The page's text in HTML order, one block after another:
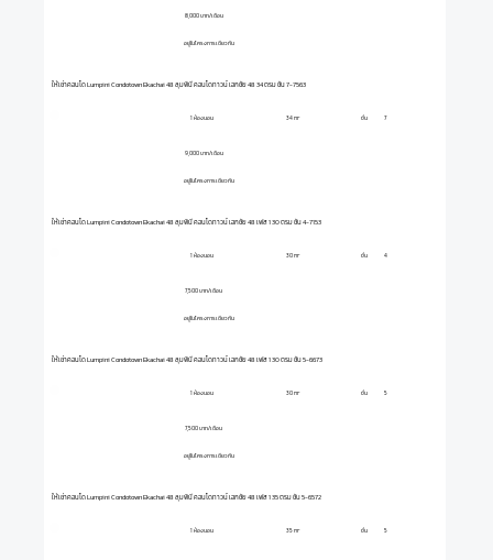
8,000 บาท/เดือน
อยู่ในโครงการเดียวกัน
ให้เช่าคอนโด Lumpini Condotown Ekachai 48 ลุมพินี คอนโดทาวน์ เอกชัย 48 34 ตรม ชั้น 7-7563
1 ห้องนอน
9,000 บาท/เดือน
ชั้น
34 m² 7
อยู่ในโครงการเดียวกัน
ให้เช่าคอนโด Lumpini Condotown Ekachai 48 ลุมพินี คอนโดทาวน์ เอกชัย 48 เฟส 1 30 ตรม ชั้น 4-7153
1 ห้องนอน
7,500 บาท/เดือน
ชั้น
30 m² 4
อยู่ในโครงการเดียวกัน
ให้เช่าคอนโด Lumpini Condotown Ekachai 48 ลุมพินี คอนโดทาวน์ เอกชัย 48 เฟส 1 30 ตรม ชั้น 5-6673
1 ห้องนอน
7,500 บาท/เดือน
ชั้น
30 m² 5
อยู่ในโครงการเดียวกัน
ให้เช่าคอนโด Lumpini Condotown Ekachai 48 ลุมพินี คอนโดทาวน์ เอกชัย 48 เฟส 1 35 ตรม ชั้น 5-6572
1 ห้องนอน ชั้น
35 m² 5